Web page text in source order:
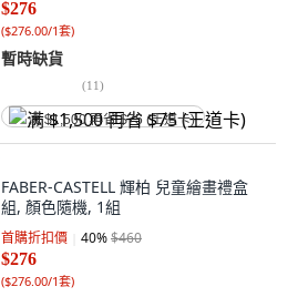
$276
($276.00/1套)
暫時缺貨
(11)
满 $1,500 再省 $75 (王道卡)
FABER-CASTELL 輝柏 兒童繪畫禮盒
組, 顏色隨機, 1組
首購折扣價 40%$460
$276
($276.00/1套)